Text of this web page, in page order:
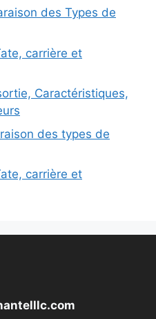
des Types de
carrière et
Caractéristiques,
des types de
carrière et